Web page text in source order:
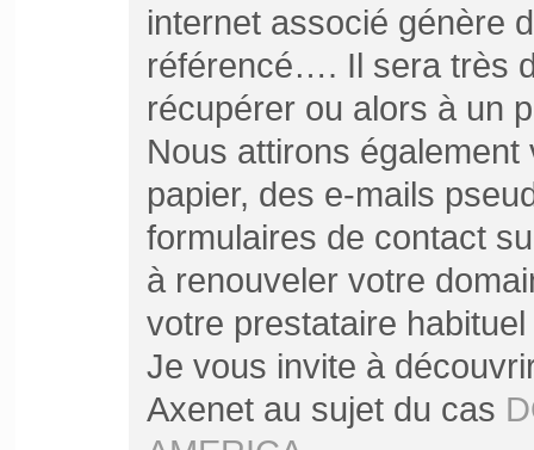
internet associé génère
référencé…. Il sera très
récupérer ou alors à un
Nous attirons
papier, des e-mails
formulaires de contact
à renouveler votre
votre prestataire
Je vous invite à
Axenet au sujet du cas